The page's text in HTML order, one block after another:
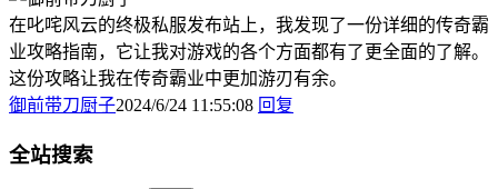
在叱咤风云的终极私服发布站上，我发现了一份详细的传奇霸
业攻略指南，它让我对游戏的各个方面都有了更全面的了解。
这份攻略让我在传奇霸业中更加游刃有余。
御前带刀厨子2024/6/24 11:55:08 回复
全站搜索